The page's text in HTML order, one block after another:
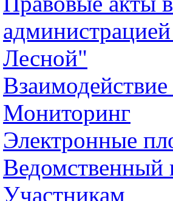
Лесной"
Мониторинг
Электронные
Ведомственный
Участникам